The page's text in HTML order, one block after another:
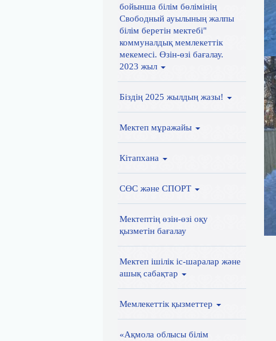
бойынша білім бөлімінің
Свободный ауылының жалпы
білім беретін мектебі"
коммуналдық мемлекеттік
мекемесі. Өзін-өзі бағалау.
2023 жыл
Біздің 2025 жылдың жазы!
Мектеп мұражайы
Кітапхана
СӨС және СПОРТ
Мектептің өзін-өзі оқу
қызметін бағалау
Мектеп ішілік іс-шаралар және
ашық сабақтар
Мемлекеттік қызметтер
«Ақмола облысы білім